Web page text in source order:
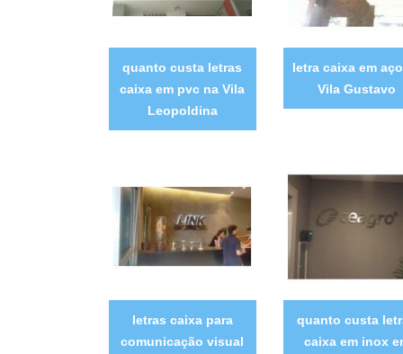
quanto custa letras
caixa em pvc na Vila
Leopoldina
letra caixa em
Vila Gustavo
letras caixa para
comunicação visual
quanto custa
caixa em inox